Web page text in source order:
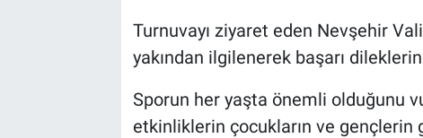
Turnuvayı ziyaret eden Nevşehir
yakından ilgilenerek başarı
Sporun her yaşta önemli olduğunu
etkinliklerin çocukların ve gençlerin